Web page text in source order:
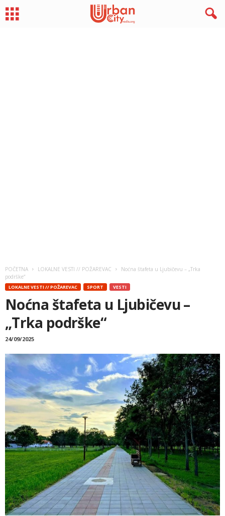
POČETNA LOKALNE VESTI // POŽAREVAC
Noćna štafeta u Ljubičevu – „Trka
podrške“
LOKALNE VESTI // POŽAREVAC SPORT VESTI
Noćna štafeta u Ljubičevu –
„Trka podrške“
24/09/2025